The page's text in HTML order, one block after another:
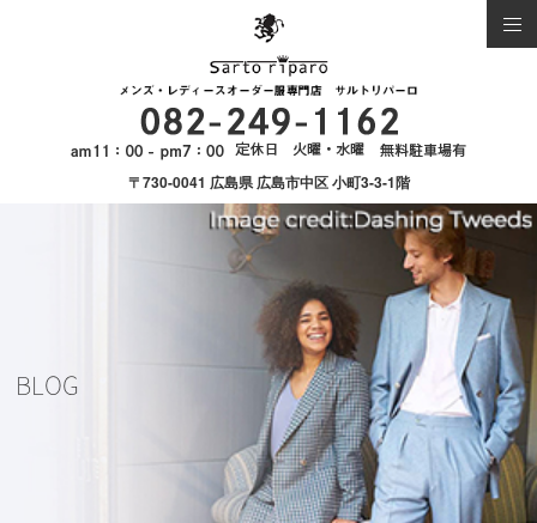
〒730-0041 広島県 広島市中区 小町3-3-1階
BLOG